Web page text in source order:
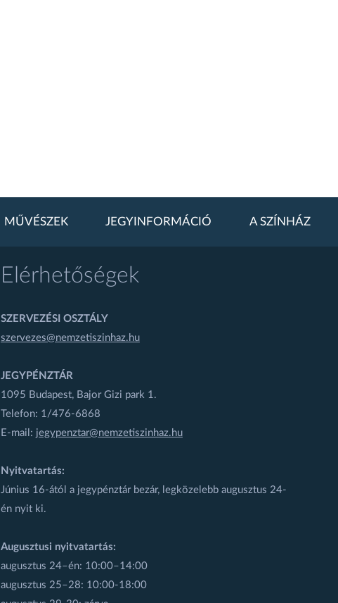
MŰVÉSZEK JEGYINFORMÁCIÓ A SZÍNHÁZ
Elérhetőségek
SZERVEZÉSI OSZTÁLY
szervezes@nemzetiszinhaz.hu
JEGYPÉNZTÁR
1095 Budapest, Bajor Gizi park 1.
Telefon: 1/476-6868
E-mail: jegypenztar@nemzetiszinhaz.hu
Nyitvatartás:
Június 16-ától a jegypénztár bezár, legközelebb augusztus 24-
én nyit ki.
Augusztusi nyitvatartás:
augusztus 24–én: 10:00–14:00
augusztus 25–28: 10:00-18:00